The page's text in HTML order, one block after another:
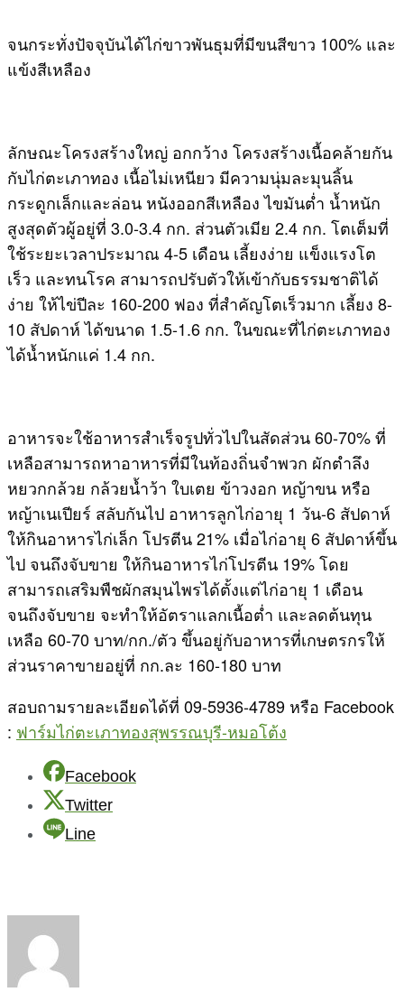
จนกระทั่งปัจจุบันได้ไก่ขาวพันธุมที่มีขนสีขาว 100% และ
แข้งสีเหลือง
ลักษณะโครงสร้างใหญ่ อกกว้าง โครงสร้างเนื้อคล้ายกัน
กับไก่ตะเภาทอง เนื้อไม่เหนียว มีความนุ่มละมุนลิ้น
กระดูกเล็กและล่อน หนังออกสีเหลือง ไขมันต่ำ น้ำหนัก
สูงสุดตัวผู้อยู่ที่ 3.0-3.4 กก. ส่วนตัวเมีย 2.4 กก. โตเต็มที่
ใช้ระยะเวลาประมาณ 4-5 เดือน เลี้ยงง่าย แข็งแรงโต
เร็ว และทนโรค สามารถปรับตัวให้เข้ากับธรรมชาติได้
ง่าย ให้ไข่ปีละ 160-200 ฟอง ที่สำคัญโตเร็วมาก เลี้ยง 8-
10 สัปดาห์ ได้ขนาด 1.5-1.6 กก. ในขณะที่ไก่ตะเภาทอง
ได้น้ำหนักแค่ 1.4 กก.
อาหารจะใช้อาหารสำเร็จรูปทั่วไปในสัดส่วน 60-70% ที่
เหลือสามารถหาอาหารที่มีในท้องถิ่นจำพวก ผักตำลึง
หยวกกล้วย กล้วยน้ำว้า ใบเตย ข้าวงอก หญ้าขน หรือ
หญ้าเนเปียร์ สลับกันไป อาหารลูกไก่อายุ 1 วัน-6 สัปดาห์
ให้กินอาหารไก่เล็ก โปรตีน 21% เมื่อไก่อายุ 6 สัปดาห์ขึ้น
ไป จนถึงจับขาย ให้กินอาหารไก่โปรตีน 19% โดย
สามารถเสริมพืชผักสมุนไพรได้ตั้งแต่ไก่อายุ 1 เดือน
จนถึงจับขาย จะทำให้อัตราแลกเนื้อต่ำ และลดต้นทุน
เหลือ 60-70 บาท/กก./ตัว ขึ้นอยู่กับอาหารที่เกษตรกรให้
ส่วนราคาขายอยู่ที่ กก.ละ 160-180 บาท
สอบถามรายละเอียดได้ที่ 09-5936-4789 หรือ Facebook
: ฟาร์มไก่ตะเภาทองสุพรรณบุรี-หมอโต้ง
Facebook
Twitter
Line